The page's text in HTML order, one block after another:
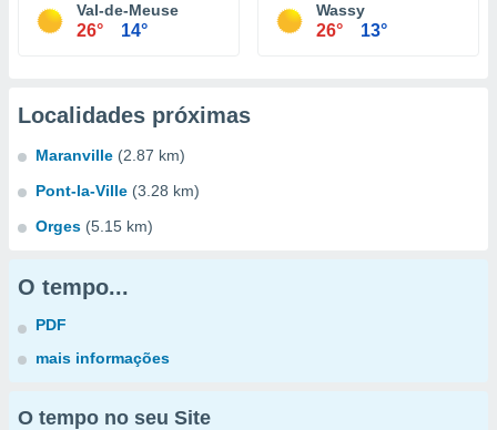
Val-de-Meuse
26° 14°
Wassy
26° 13°
Localidades próximas
Maranville (2.87 km)
Pont-la-Ville (3.28 km)
Orges (5.15 km)
O tempo...
PDF
mais informações
O tempo no seu Site